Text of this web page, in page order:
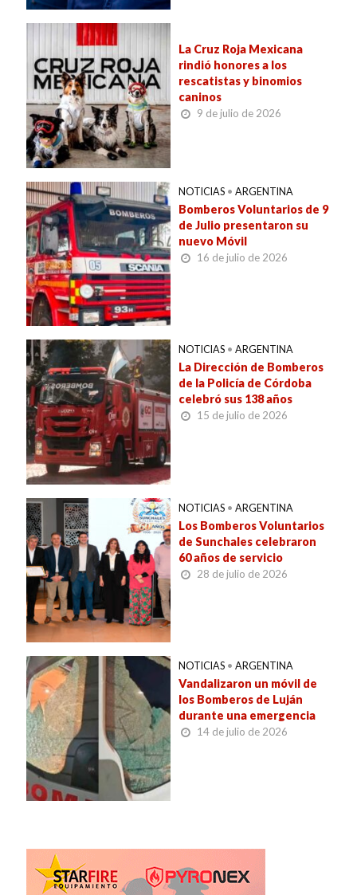
La Cruz Roja Mexicana
rindió honores a los
rescatistas y binomios
caninos
9 de julio de 2026
NOTICIAS • ARGENTINA
Bomberos Voluntarios de 9
de Julio presentaron su
nuevo Móvil
16 de julio de 2026
NOTICIAS • ARGENTINA
La Dirección de Bomberos
de la Policía de Córdoba
celebró sus 138 años
15 de julio de 2026
NOTICIAS • ARGENTINA
Los Bomberos Voluntarios
de Sunchales celebraron
60 años de servicio
28 de julio de 2026
NOTICIAS • ARGENTINA
Vandalizaron un móvil de
los Bomberos de Luján
durante una emergencia
14 de julio de 2026